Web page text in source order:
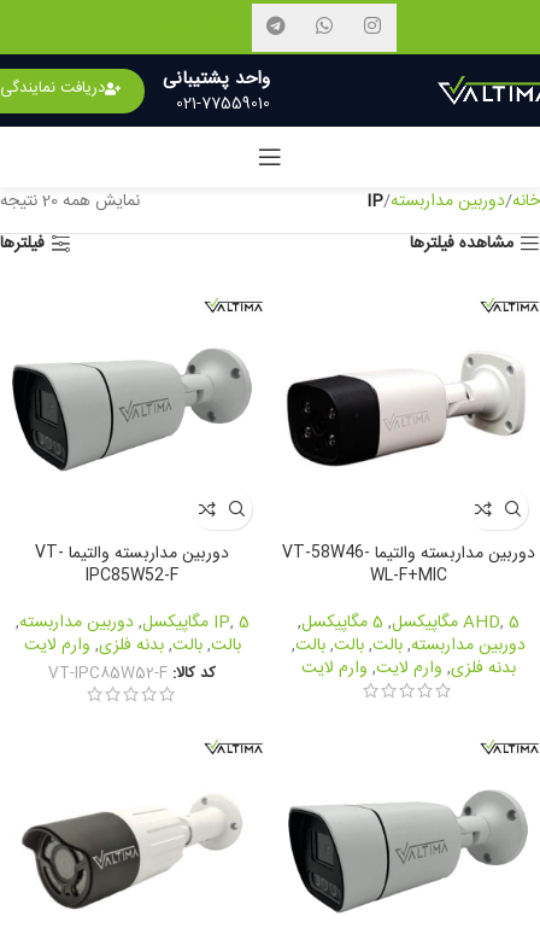
واحد پشتیبانی
021-77559010
دریافت نمایندگی
خانه دوربین مداربسته IP
نمایش همه 20 نتیجه
مشاهده فیلترها
فیلترها
دوربین مداربسته والتیما VT-58W46-
WL-F+MIC
AHD, 5 مگاپیکسل , 5 مگاپیکسل ,
دوربین مداربسته,بالت,بالت,بالت,
بدنه فلزی, وارم لایت, وارم لایت
دوربین مداربسته والتیما VT-
IPC85W52-F
IP, 5 مگاپیکسل ,دوربین مداربسته,
بالت,بالت,بدنه فلزی, وارم لایت
کد کالا: VT-IPC85W52-F